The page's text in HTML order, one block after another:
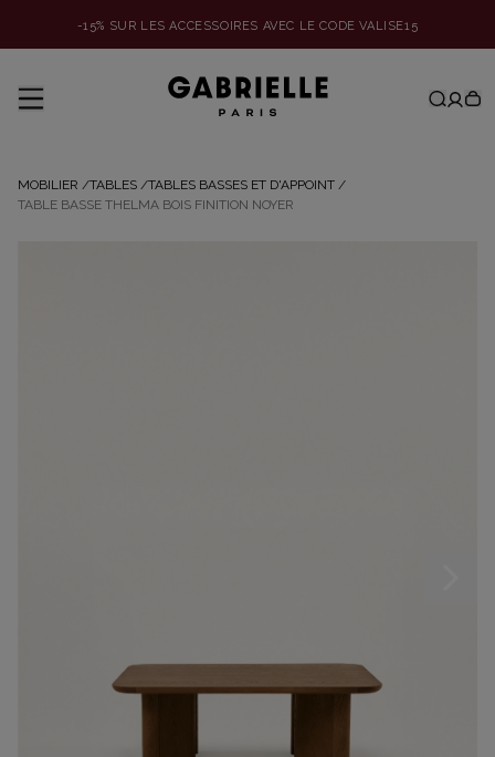
-15% SUR LES ACCESSOIRES AVEC LE CODE VALISE15
MOBILIER /TABLES /TABLES BASSES ET D'APPOINT /
TABLE BASSE THELMA BOIS FINITION NOYER